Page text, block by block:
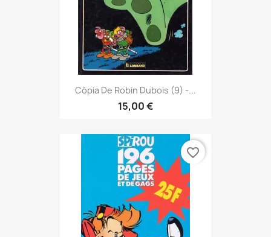
Cópia De Robin Dubois (9) -...
15,00 €
favorite_border